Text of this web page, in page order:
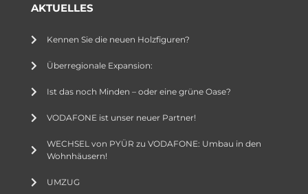
AKTUELLES
Kennen Sie die neuen Holzfiguren?
Überregionale Expansion:
Ist das noch Minden – oder eine grüne Oase?
VODAFONE ist unser neuer Partner!
WECHSEL von PYÜR zu VODAFONE: Umbau in den
Wohnhäusern!
UMZUG